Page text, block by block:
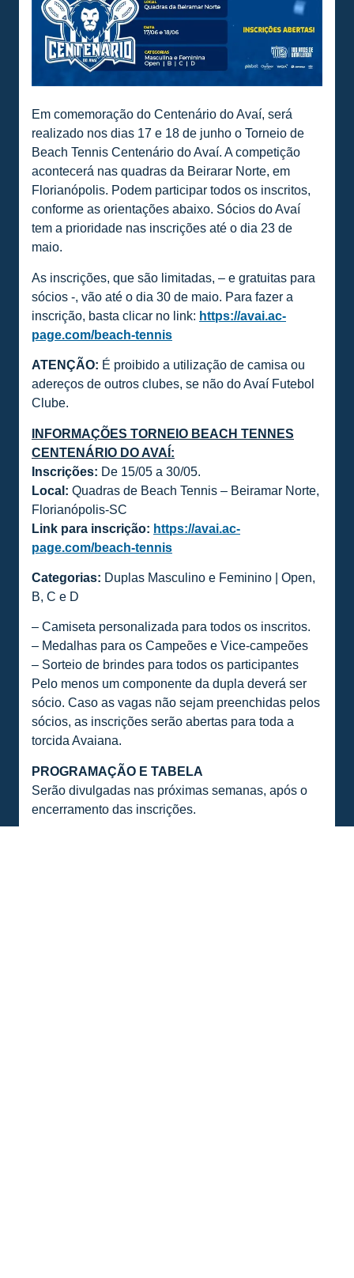
Em comemoração do Centenário do Avaí, será
realizado nos dias 17 e 18 de junho o Torneio de
Beach Tennis Centenário do Avaí. A competição
acontecerá nas quadras da Beirarar Norte, em
Florianópolis. Podem participar todos os inscritos,
conforme as orientações abaixo. Sócios do Avaí
tem a prioridade nas inscrições até o dia 23 de
maio.
As inscrições, que são limitadas, – e gratuitas para
sócios -, vão até o dia 30 de maio. Para fazer a
inscrição, basta clicar no link: https://avai.ac-
page.com/beach-tennis
ATENÇÃO: É proibido a utilização de camisa ou
adereços de outros clubes, se não do Avaí Futebol
Clube.
INFORMAÇÕES TORNEIO BEACH TENNES
CENTENÁRIO DO AVAÍ:
Inscrições: De 15/05 a 30/05.
Local: Quadras de Beach Tennis – Beiramar Norte,
Florianópolis-SC
Link para inscrição: https://avai.ac-
page.com/beach-tennis
Categorias: Duplas Masculino e Feminino | Open,
B, C e D
– Camiseta personalizada para todos os inscritos.
– Medalhas para os Campeões e Vice-campeões
– Sorteio de brindes para todos os participantes
Pelo menos um componente da dupla deverá ser
sócio. Caso as vagas não sejam preenchidas pelos
sócios, as inscrições serão abertas para toda a
torcida Avaiana.
PROGRAMAÇÃO E TABELA
Serão divulgadas nas próximas semanas, após o
encerramento das inscrições.